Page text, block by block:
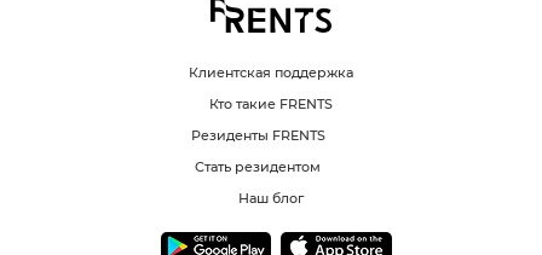
Клиентская поддержка
Кто такие FRENTS
Резиденты FRENTS
Стать резидентом
Наш блог